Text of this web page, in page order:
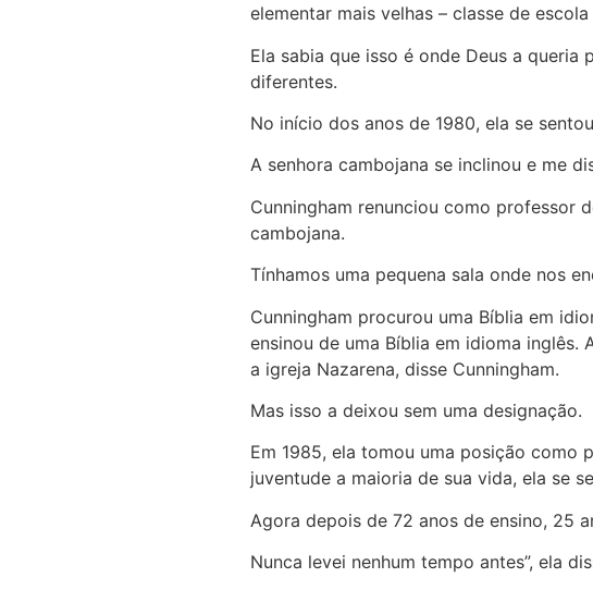
elementar mais velhas – classe de
Ela sabia que isso é onde Deus a
diferentes.
No início dos anos de 1980, ela se
A senhora cambojana se inclinou e me
Cunningham renunciou como professor
cambojana.
Tínhamos uma pequena sala onde nos
Cunningham procurou uma Bíblia em
ensinou de uma Bíblia em idioma inglês.
a igreja Nazarena, disse Cunningham.
Mas isso a deixou sem uma designação.
Em 1985, ela tomou uma posição como
juventude a maioria de sua vida, ela se
Agora depois de 72 anos de ensino, 25
Nunca levei nenhum tempo antes”, ela